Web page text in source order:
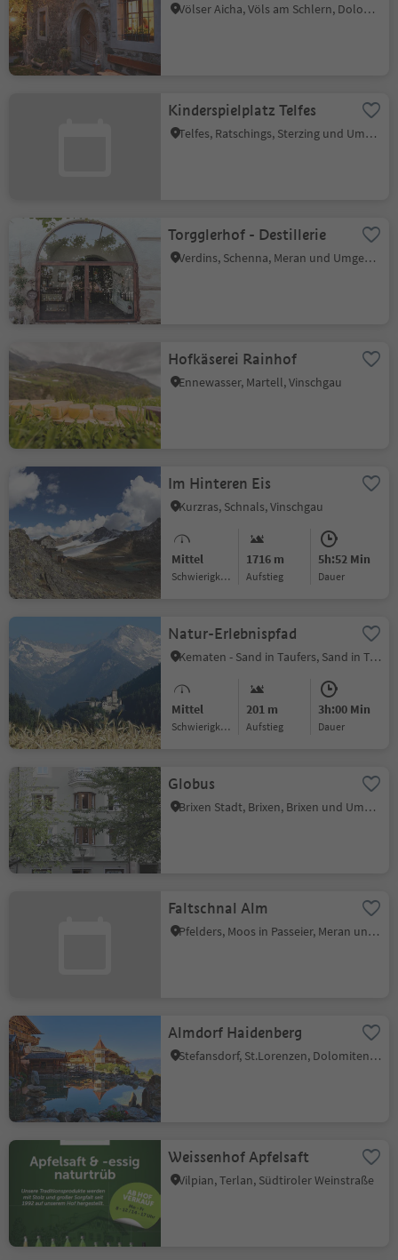
Völser Aicha, Völs am Schlern, Dolomitenregion Seiser Alm
Kinderspielplatz Telfes
Telfes, Ratschings, Sterzing und Umgebung
Torgglerhof - Destillerie
Verdins, Schenna, Meran und Umgebung
Hofkäserei Rainhof
Ennewasser, Martell, Vinschgau
Im Hinteren Eis
Kurzras, Schnals, Vinschgau
Mittel
Schwierigkeitsgrad
1716 m
Aufstieg
5h:52 Min
Dauer
Natur-Erlebnispfad
Kematen - Sand in Taufers, Sand in Taufers, Ahrntal
Mittel
Schwierigkeitsgrad
201 m
Aufstieg
3h:00 Min
Dauer
Globus
Brixen Stadt, Brixen, Brixen und Umgebung
Faltschnal Alm
Pfelders, Moos in Passeier, Meran und Umgebung
Almdorf Haidenberg
Stefansdorf, St.Lorenzen, Dolomitenregion Kronplatz
Weissenhof Apfelsaft
Vilpian, Terlan, Südtiroler Weinstraße